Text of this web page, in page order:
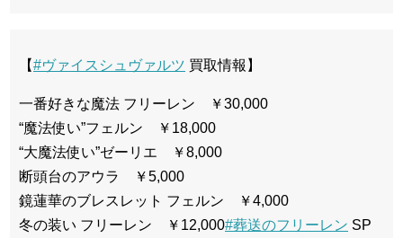
【#ヴァイスシュヴァルツ 買取情報】
一番好きな魔法 フリーレン ￥30,000
“魔法使い”フェルン ￥18,000
“大魔法使い”ゼーリエ ￥8,000
断頭台のアウラ ￥5,000
鏡蓮華のブレスレット フェルン ￥4,000
冬の装い フリーレン ￥12,000#葬送のフリーレン SP